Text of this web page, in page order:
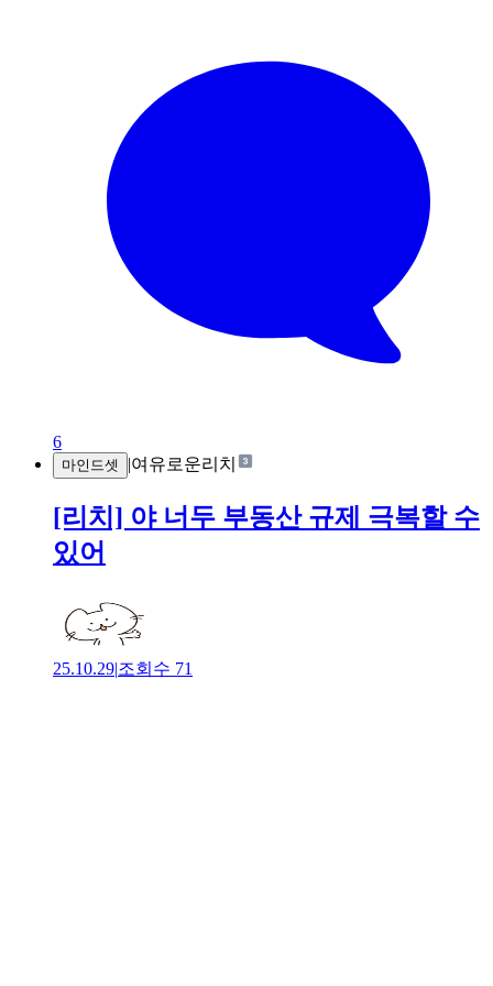
6
마인드셋 |여유로운리치
[리치] 야 너두 부동산 규제 극복할 수
있어
25.10.29|조회수 71